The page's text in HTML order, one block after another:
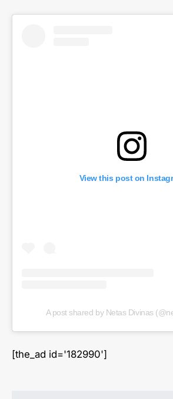
View this post on
A post shared by Netas Divinas
[the_ad id='182990']